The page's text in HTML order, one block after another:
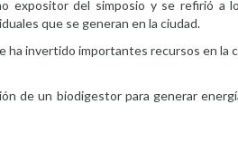
expositor del simposio y se refirió a
que se generan en la ciudad.
ha invertido importantes recursos en la
de un biodigestor para generar